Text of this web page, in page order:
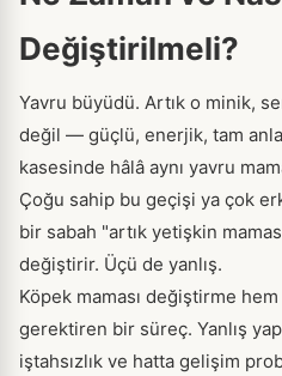
Değiştirilmeli?
Yavru büyüdü. Artık o minik,
değil — güçlü, enerjik, tam
kasesinde hâlâ aynı yavru
Çoğu sahip bu geçişi ya çok
bir sabah "artık yetişkin
değiştirir. Üçü de yanlış.
Köpek maması değiştirme
gerektiren bir süreç. Yanlış
iştahsızlık ve hatta gelişim